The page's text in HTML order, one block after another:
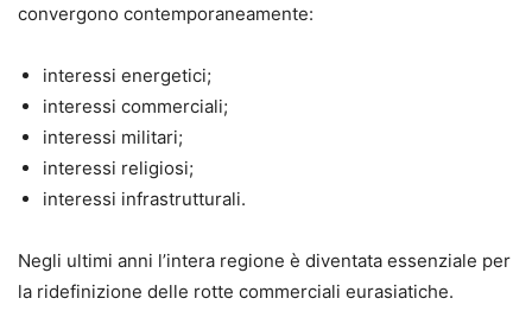
convergono contemporaneamente:
interessi energetici;
interessi commerciali;
interessi militari;
interessi religiosi;
interessi infrastrutturali.
Negli ultimi anni l’intera regione è diventata essenziale per
la ridefinizione delle rotte commerciali eurasiatiche.